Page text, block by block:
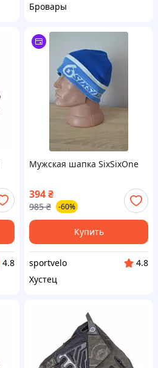
Бровары
4.8
Мужская шапка SixSixOne
394₴
985 ₴ -60%
Купить
sportvelo
4.8
Хустец